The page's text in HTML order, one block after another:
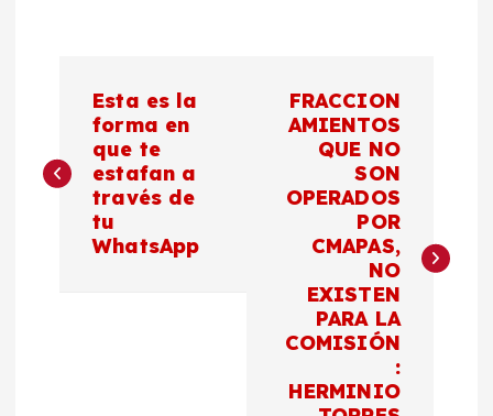
v
Esta es la
forma en
que te
estafan a
través de
tu
WhatsApp
FRACCION
AMIENTOS
QUE NO
SON
OPERADOS
POR
CMAPAS,
NO
EXISTEN
PARA LA
COMISIÓN
:
HERMINIO